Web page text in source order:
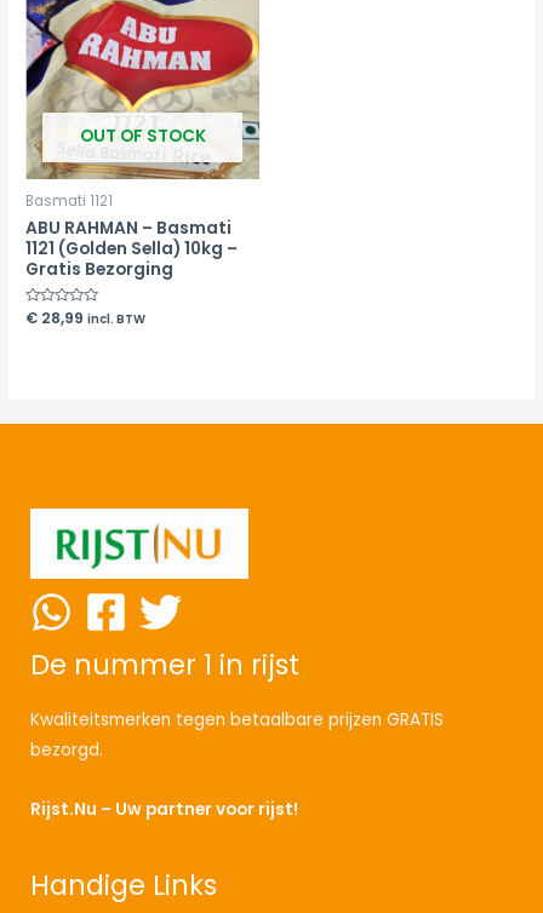
OUT OF STOCK
Basmati 1121
ABU RAHMAN – Basmati
1121 (Golden Sella) 10kg –
Gratis Bezorging
Rated
€ 28,99 incl. BTW
De nummer 1 in rijst
Kwaliteitsmerken tegen betaalbare prijzen GRATIS
bezorgd.
Rijst.Nu – Uw partner voor rijst!
Handige Links